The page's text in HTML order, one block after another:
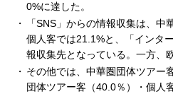
0%に達した。
・
「SNS」からの情報収集は、
個人客では21.1%と、「インタ
報収集先となっている。一方、
・ その他では、中華圏団体ツアー
団体ツアー客（40.0％）・個人